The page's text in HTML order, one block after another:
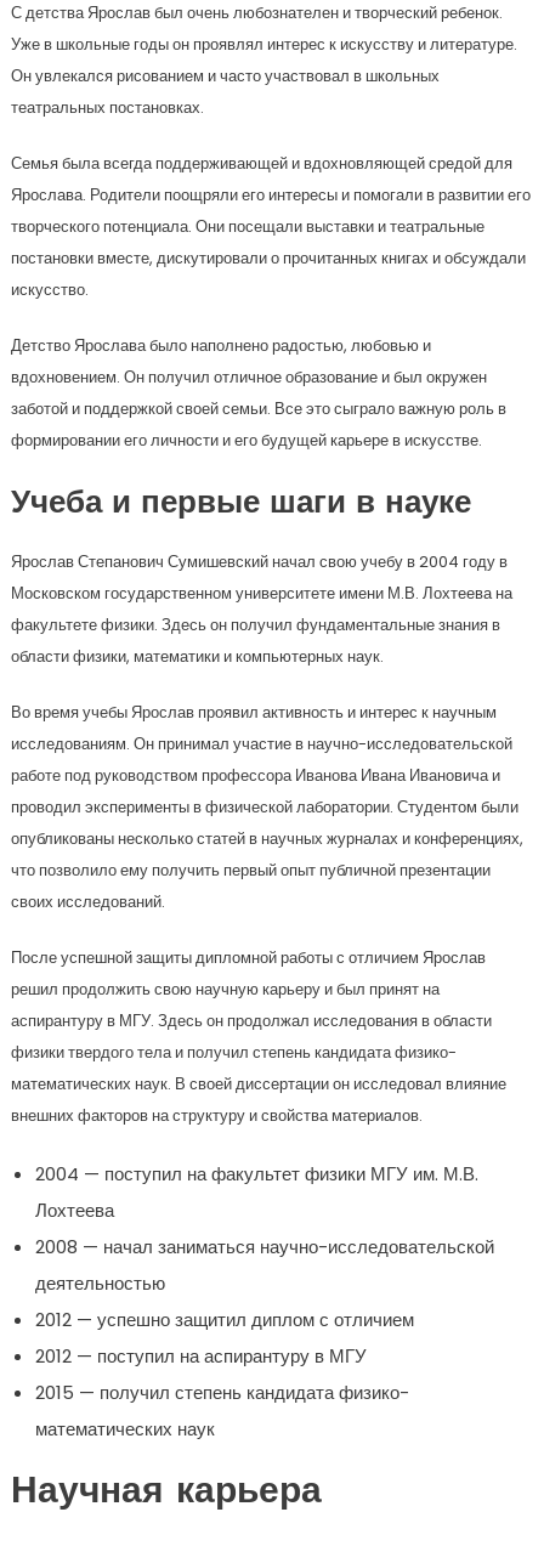
С детства Ярослав был очень любознателен и творческий ребенок.
Уже в школьные годы он проявлял интерес к искусству и литературе.
Он увлекался рисованием и часто участвовал в школьных
театральных постановках.
Семья была всегда поддерживающей и вдохновляющей средой для
Ярослава. Родители поощряли его интересы и помогали в развитии его
творческого потенциала. Они посещали выставки и театральные
постановки вместе, дискутировали о прочитанных книгах и обсуждали
искусство.
Детство Ярослава было наполнено радостью, любовью и
вдохновением. Он получил отличное образование и был окружен
заботой и поддержкой своей семьи. Все это сыграло важную роль в
формировании его личности и его будущей карьере в искусстве.
Учеба и первые шаги в науке
Ярослав Степанович Сумишевский начал свою учебу в 2004 году в
Московском государственном университете имени М.В. Лохтеева на
факультете физики. Здесь он получил фундаментальные знания в
области физики, математики и компьютерных наук.
Во время учебы Ярослав проявил активность и интерес к научным
исследованиям. Он принимал участие в научно-исследовательской
работе под руководством профессора Иванова Ивана Ивановича и
проводил эксперименты в физической лаборатории. Студентом были
опубликованы несколько статей в научных журналах и конференциях,
что позволило ему получить первый опыт публичной презентации
своих исследований.
После успешной защиты дипломной работы с отличием Ярослав
решил продолжить свою научную карьеру и был принят на
аспирантуру в МГУ. Здесь он продолжал исследования в области
физики твердого тела и получил степень кандидата физико-
математических наук. В своей диссертации он исследовал влияние
внешних факторов на структуру и свойства материалов.
2004 — поступил на факультет физики МГУ им. М.В.
Лохтеева
2008 — начал заниматься научно-исследовательской
деятельностью
2012 — успешно защитил диплом с отличием
2012 — поступил на аспирантуру в МГУ
2015 — получил степень кандидата физико-
математических наук
Научная карьера